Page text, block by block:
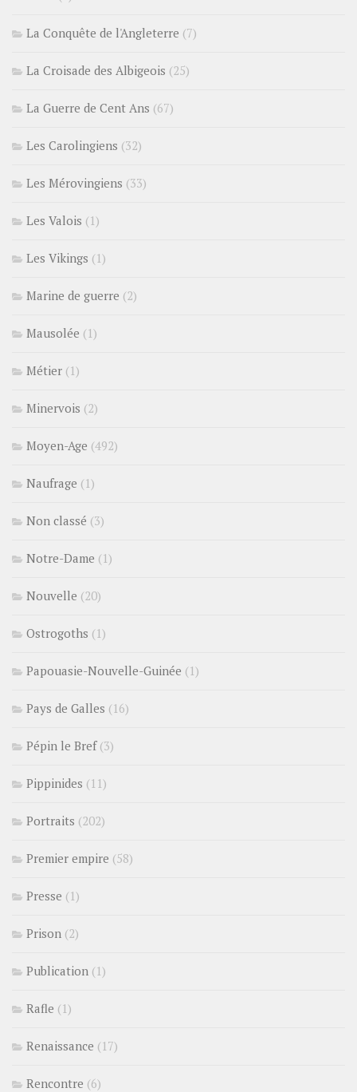
La Conquête de l'Angleterre (7)
La Croisade des Albigeois (25)
La Guerre de Cent Ans (67)
Les Carolingiens (32)
Les Mérovingiens (33)
Les Valois (1)
Les Vikings (1)
Marine de guerre (2)
Mausolée (1)
Métier (1)
Minervois (2)
Moyen-Age (492)
Naufrage (1)
Non classé (3)
Notre-Dame (1)
Nouvelle (20)
Ostrogoths (1)
Papouasie-Nouvelle-Guinée (1)
Pays de Galles (16)
Pépin le Bref(3)
Pippinides (11)
Portraits (202)
Premier empire (58)
Presse (1)
Prison (2)
Publication (1)
Rafle (1)
Renaissance (17)
Rencontre (6)